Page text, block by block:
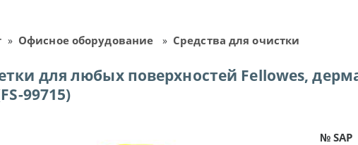
» Офисное оборудование » Средства для очистки
для любых поверхностей Fellowes,
99715)
№ SAP